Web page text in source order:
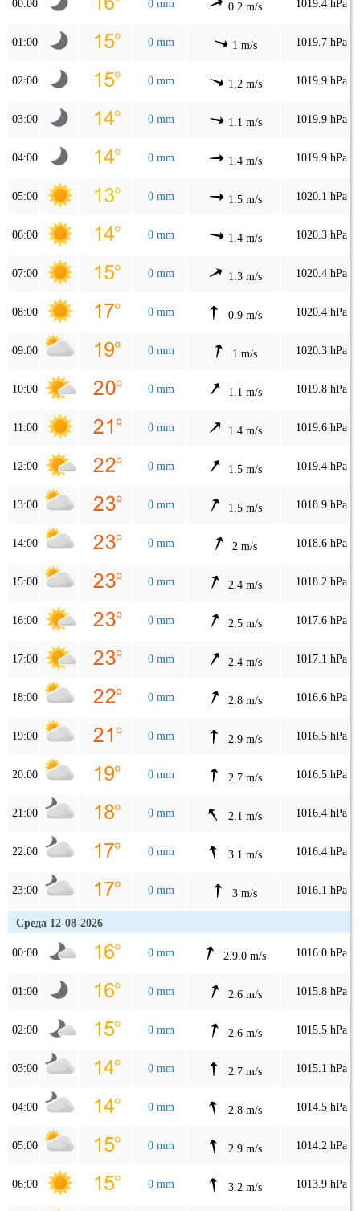
00:00 0 mm 0.2 m/s 1019.4 hPa
01:00 0 mm 1 m/s 1019.7 hPa
02:00 0 mm 1.2 m/s 1019.9 hPa
03:00 0 mm 1.1 m/s 1019.9 hPa
04:00 0 mm 1.4 m/s 1019.9 hPa
05:00 0 mm 1.5 m/s 1020.1 hPa
06:00 0 mm 1.4 m/s 1020.3 hPa
07:00 0 mm 1.3 m/s 1020.4 hPa
08:00 0 mm 0.9 m/s 1020.4 hPa
09:00 0 mm 1 m/s 1020.3 hPa
10:00 0 mm 1.1 m/s 1019.8 hPa
11:00 0 mm 1.4 m/s 1019.6 hPa
12:00 0 mm 1.5 m/s 1019.4 hPa
13:00 0 mm 1.5 m/s 1018.9 hPa
14:00 0 mm 2 m/s 1018.6 hPa
15:00 0 mm 2.4 m/s 1018.2 hPa
16:00 0 mm 2.5 m/s 1017.6 hPa
17:00 0 mm 2.4 m/s 1017.1 hPa
18:00 0 mm 2.8 m/s 1016.6 hPa
19:00 0 mm 2.9 m/s 1016.5 hPa
20:00 0 mm 2.7 m/s 1016.5 hPa
21:00 0 mm 2.1 m/s 1016.4 hPa
22:00 0 mm 3.1 m/s 1016.4 hPa
23:00 0 mm 3 m/s 1016.1 hPa
Среда 12-08-2026
00:00 0 mm 2.9.0 m/s 1016.0 hPa
01:00 0 mm 2.6 m/s 1015.8 hPa
02:00 0 mm 2.6 m/s 1015.5 hPa
03:00 0 mm 2.7 m/s 1015.1 hPa
04:00 0 mm 2.8 m/s 1014.5 hPa
05:00 0 mm 2.9 m/s 1014.2 hPa
06:00 0 mm 3.2 m/s 1013.9 hPa